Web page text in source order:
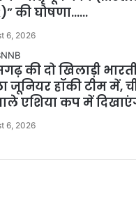
की घोषणा……
6, 2026
की दो खिलाड़ी
जूनियर हॉकी टीम में,
एशिया कप में
6, 2026